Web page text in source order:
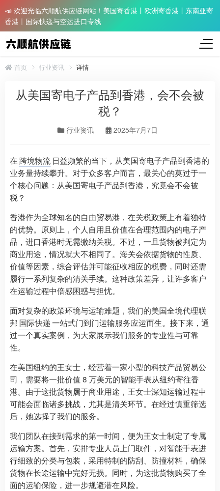
📣 欢迎光临六顺航供应链网站！美国寄香港丨欧洲寄香港丨东南亚寄
香港丨国际快递与空运进口专线
首页 行业资讯 详情
从美国寄电子产品到香港，会不会被
税？
行业资讯 2025年7月7日
在 跨境物流 日益频繁的当下，从美国寄电子产品到香港的
业务量持续攀升。对于众多客户而言，最关心的莫过于一
个核心问题：从美国寄电子产品到香港，究竟会不会被
税？​
香港作为全球知名的自由贸易港，在关税政策上有着独特
的优势。原则上，个人自用且价值在合理范围内的电子产
品，进口香港时无需缴纳关税。不过，一旦货物被判定为
商业用途，情况就大不相同了。海关会依据货物的性质、
价值等因素，综合评估并可能征收相应的税费，同时还需
履行一系列复杂的清关手续。这种政策差异，让许多客户
在运输过程中倍感困惑与担忧。​
面对复杂的政策环境与运输难题，我们的美国全境代理联
邦 国际快递一站式门到门运输服务应运而生。接下来，通
过一个真实案例，为大家展示我们服务的专业性与可靠
性。​
在美国纽约的王女士，经营着一家小型的科技产品贸易公
司，需要将一批价值 8 万美元的智能手表从纽约寄往香
港。由于这批货物属于商业用途，王女士深知运输过程中
可能会面临诸多挑战，尤其是清关环节。在经过慎重筛选
后，她选择了我们的服务。​
我们团队在接到需求的第一时间，便为王女士制定了专属
运输方案。首先，安排专业人员上门取件，对智能手表进
行细致的分类与包装，采用特制的防刮、防撞材料，确保
货物在长途运输中完好无损。同时，为这批货物购买了全
面的运输保险，进一步规避潜在风险。​